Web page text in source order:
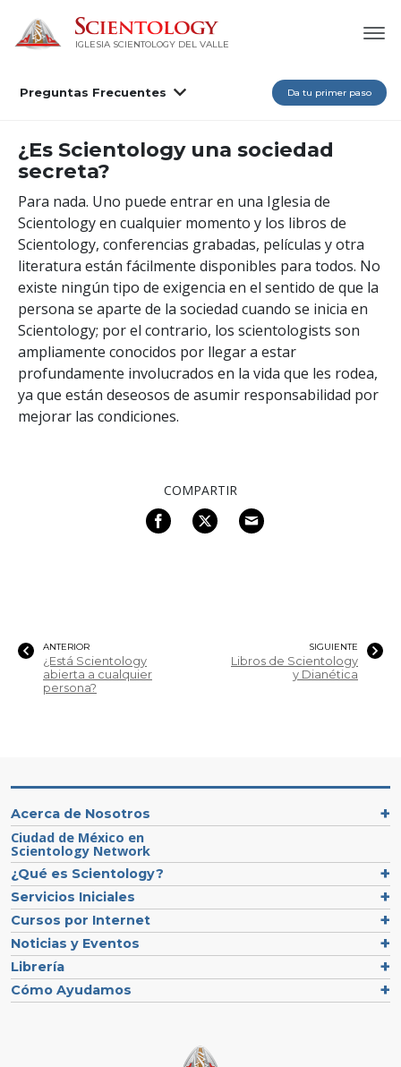
IGLESIA SCIENTOLOGY DEL VALLE
Preguntas Frecuentes Da tu primer paso
¿Es Scientology una sociedad
secreta?
Para nada. Uno puede entrar en una Iglesia de
Scientology en cualquier momento y los libros de
Scientology, conferencias grabadas, películas y otra
literatura están fácilmente disponibles para todos. No
existe ningún tipo de exigencia en el sentido de que la
persona se aparte de la sociedad cuando se inicia en
Scientology; por el contrario, los scientologists son
ampliamente conocidos por llegar a estar
profundamente involucrados en la vida que les rodea,
ya que están deseosos de asumir responsabilidad por
mejorar las condiciones.
COMPARTIR
ANTERIOR
¿Está Scientology
abierta a cualquier
persona?
SIGUIENTE
Libros de Scientology
y Dianética
Acerca de Nosotros
Ciudad de México en
Scientology Network
¿Qué es Scientology?
Servicios Iniciales
Cursos por Internet
Noticias y Eventos
Librería
Cómo Ayudamos